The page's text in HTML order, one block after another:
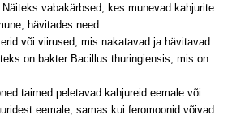
vabakärbsed, kes munevad kahjurite
hävitades need.
või viirused, mis nakatavad ja hävitavad
on bakter Bacillus thuringiensis, mis on
taimed peletavad kahjureid eemale või
eemale, samas kui feromoonid võivad